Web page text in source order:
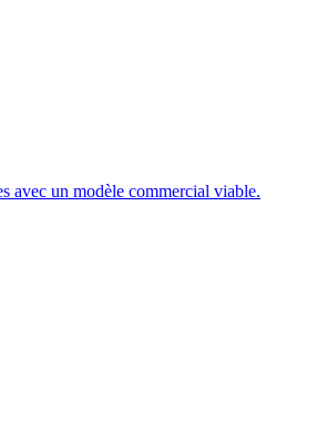
avec un modèle commercial viable.